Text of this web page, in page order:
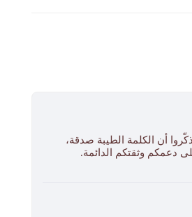
أن الكلمة الطيبة صدقة،
دعمكم وثقتكم الدائمة.